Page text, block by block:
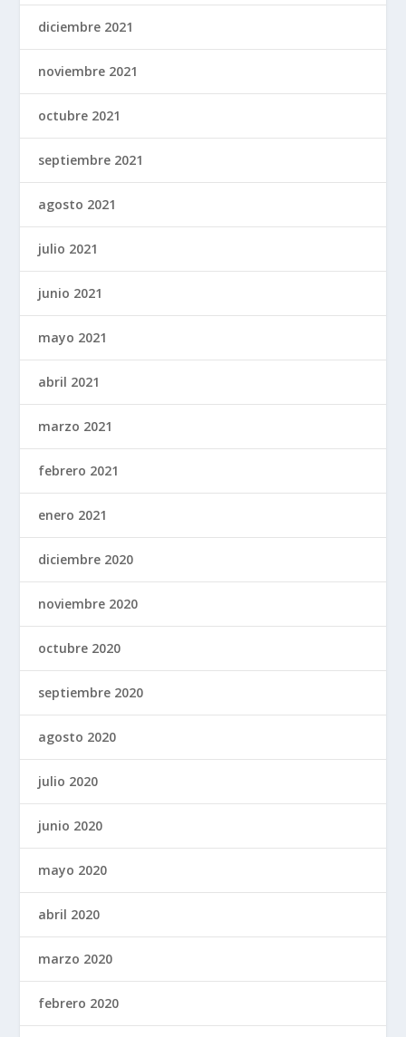
diciembre 2021
noviembre 2021
octubre 2021
septiembre 2021
agosto 2021
julio 2021
junio 2021
mayo 2021
abril 2021
marzo 2021
febrero 2021
enero 2021
diciembre 2020
noviembre 2020
octubre 2020
septiembre 2020
agosto 2020
julio 2020
junio 2020
mayo 2020
abril 2020
marzo 2020
febrero 2020